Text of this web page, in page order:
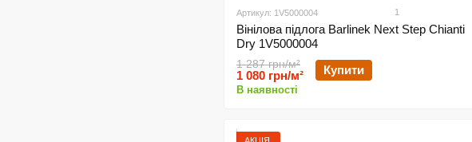
Артикул: 1V5000004 1
Вінілова підлога Barlinek Next Step Chianti
Dry 1V5000004
1 287 грн/м²
1 080 грн/м² Купити
В наявності